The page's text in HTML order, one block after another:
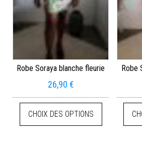
Robe Soraya blanche fleurie
26,90 €
CHOIX DES OPTIONS
Robe